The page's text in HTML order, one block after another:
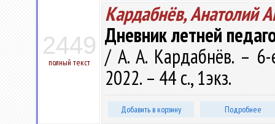
2449
полный текст
Кардабнёв, Анатолий
Дневник летней
/ А. А. Кардабнёв. – 6-
2022. – 44 с., 1экз.
Добавить в корзину Подробнее